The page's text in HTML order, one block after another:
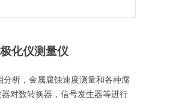
化仪测量仪
析，金属腐蚀速度测量和各种腐
对数转换器，信号发生器等进行